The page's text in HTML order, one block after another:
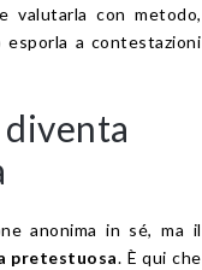
valutarla con metodo,
esporla a contestazioni
anonima in sé, ma il
pretestuosa. È qui che